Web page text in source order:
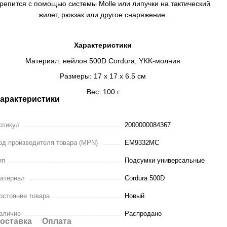
с помощью системы Molle или липучки на тактический
жилет, рюкзак или другое снаряжение.
Характеристики
Материал: нейлон 500D Cordura, YKK-молния
Размеры: 17 х 17 х 6.5 см
Вес: 100 г
2000000084367
производителя товара (MPN) EM9332MC
Подсумки универсальные
Cordura 500D
товара Новый
Распродано
Оплата